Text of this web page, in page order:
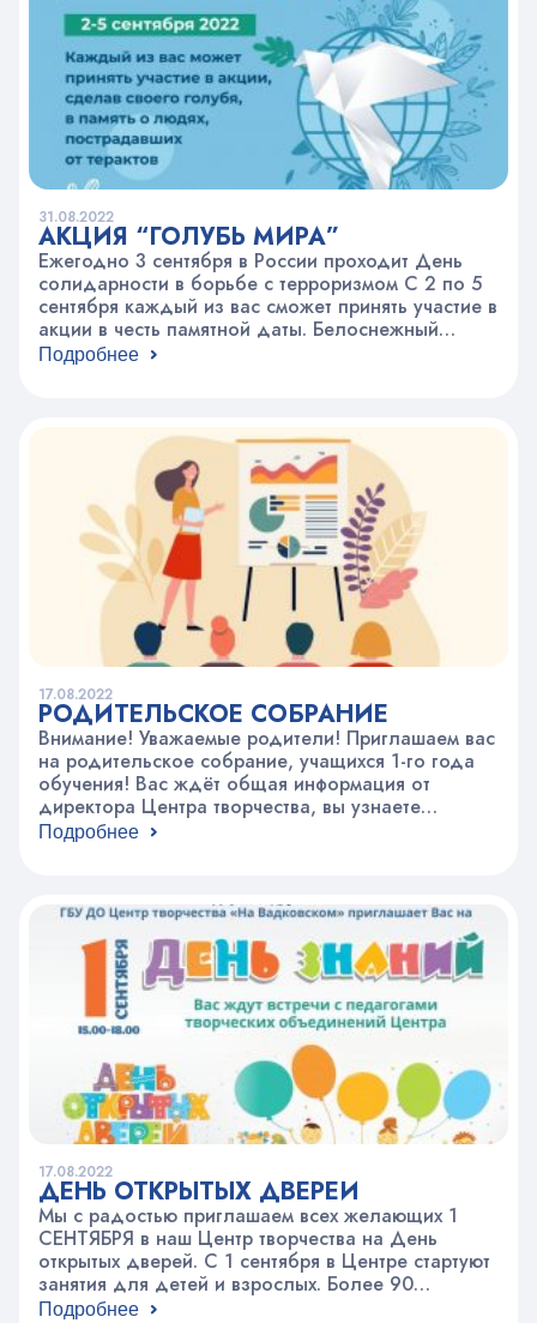
31.08.2022
АКЦИЯ “ГОЛУБЬ МИРА”
Ежегодно 3 сентября в России проходит День
солидарности в борьбе с терроризмом С 2 по 5
сентября каждый из вас сможет принять участие в
акции в честь памятной даты. Белоснежный
голубь стал символом мира и надежды. Вы
Подробнее
17.08.2022
РОДИТЕЛЬСКОЕ СОБРАНИЕ
Внимание! Уважаемые родители! Приглашаем вас
на родительское собрание, учащихся 1-го года
обучения! Вас ждёт общая информация от
директора Центра творчества, вы узнаете
информацию по режиму работы, занятий в
интересующие вас вопросы. Собрание в Центре
творчества “На Вадковском” состоится 12
сентября 2022 в 18.00 по…
Подробнее
17.08.2022
ДЕНЬ ОТКРЫТЫХ ДВЕРЕЙ
Мы с радостью приглашаем всех желающих 1
СЕНТЯБРЯ в наш Центр творчества на День
открытых дверей. С 1 сентября в Центре стартуют
занятия для детей и взрослых. Более 90
объединений по самым разным направлениям:
Подробнее